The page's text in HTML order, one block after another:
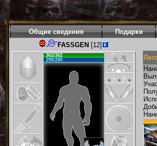
Общие сведения Подарки
FASSGEN [12]
362/362
290/290